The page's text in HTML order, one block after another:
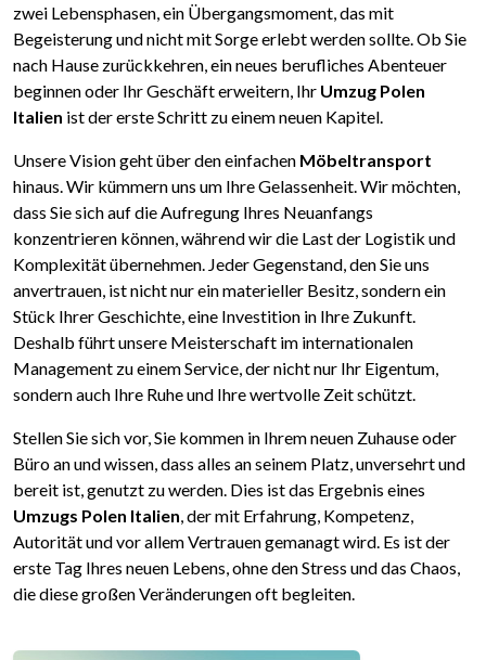
zwei Lebensphasen, ein Übergangsmoment, das mit
Begeisterung und nicht mit Sorge erlebt werden sollte. Ob Sie
nach Hause zurückkehren, ein neues berufliches Abenteuer
beginnen oder Ihr Geschäft erweitern, Ihr Umzug Polen
Italien ist der erste Schritt zu einem neuen Kapitel.
Unsere Vision geht über den einfachen Möbeltransport
hinaus. Wir kümmern uns um Ihre Gelassenheit. Wir möchten,
dass Sie sich auf die Aufregung Ihres Neuanfangs
konzentrieren können, während wir die Last der Logistik und
Komplexität übernehmen. Jeder Gegenstand, den Sie uns
anvertrauen, ist nicht nur ein materieller Besitz, sondern ein
Stück Ihrer Geschichte, eine Investition in Ihre Zukunft.
Deshalb führt unsere Meisterschaft im internationalen
Management zu einem Service, der nicht nur Ihr Eigentum,
sondern auch Ihre Ruhe und Ihre wertvolle Zeit schützt.
Stellen Sie sich vor, Sie kommen in Ihrem neuen Zuhause oder
Büro an und wissen, dass alles an seinem Platz, unversehrt und
bereit ist, genutzt zu werden. Dies ist das Ergebnis eines
Umzugs Polen Italien, der mit Erfahrung, Kompetenz,
Autorität und vor allem Vertrauen gemanagt wird. Es ist der
erste Tag Ihres neuen Lebens, ohne den Stress und das Chaos,
die diese großen Veränderungen oft begleiten.